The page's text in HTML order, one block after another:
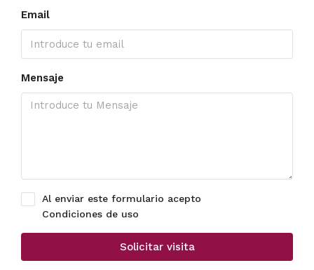
Email
Mensaje
Al enviar este formulario acepto
Condiciones de uso
Solicitar visita